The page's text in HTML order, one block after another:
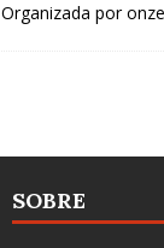
Organizada por
SOBRE